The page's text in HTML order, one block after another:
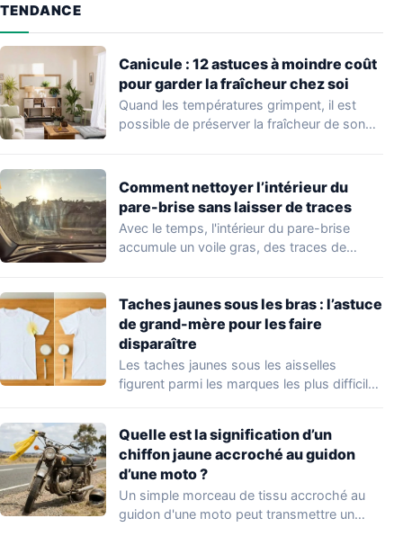
TENDANCE
Canicule : 12 astuces à moindre coût
pour garder la fraîcheur chez soi
Quand les températures grimpent, il est
possible de préserver la fraîcheur de son
Comment nettoyer l’intérieur du
pare-brise sans laisser de traces
Avec le temps, l'intérieur du pare-brise
accumule un voile gras, des traces de
Taches jaunes sous les bras : l’astuce
de grand-mère pour les faire
disparaître
Les taches jaunes sous les aisselles
figurent parmi les marques les plus difficiles
Quelle est la signification d’un
chiffon jaune accroché au guidon
d’une moto ?
Un simple morceau de tissu accroché au
guidon d'une moto peut transmettre un